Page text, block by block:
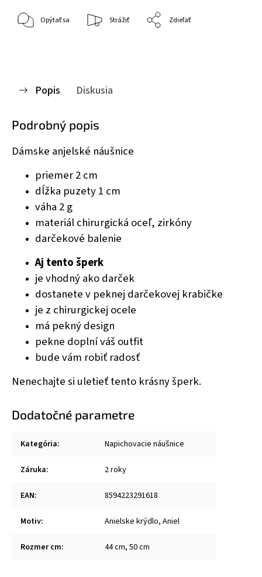
Opýtať sa Strážiť Zdieľať
Popis Diskusia
Podrobný popis
Dámske anjelské náušnice
priemer 2 cm
dĺžka puzety 1 cm
váha 2 g
materiál chirurgická oceľ, zirkóny
darčekové balenie
Aj tento šperk
je vhodný ako darček
dostanete v peknej darčekovej krabičke
je z chirurgickej ocele
má pekný design
pekne doplní váš outfit
bude vám robiť radosť
Nenechajte si uletieť tento krásny šperk.
Dodatočné parametre
Kategória: Napichovacie náušnice
Záruka: 2 roky
EAN: 8594223291618
Motiv: Anielske krýdlo, Aniel
Rozmer cm: 44 cm, 50 cm